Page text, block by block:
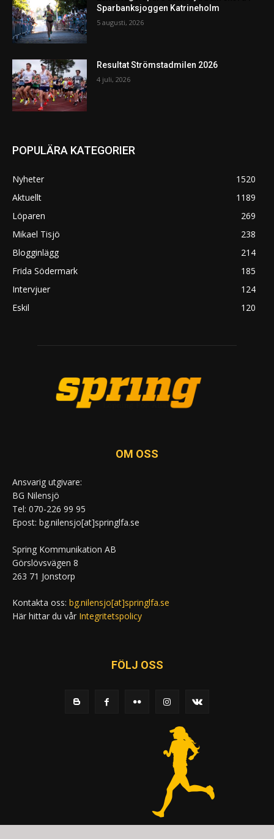
Sparbanksjoggen Katrineholm
5 augusti, 2026
Resultat Strömstadmilen 2026
4 juli, 2026
POPULÄRA KATEGORIER
Nyheter
1520
Aktuellt
1189
Löparen
269
Mikael Tisjö
238
Blogginlägg
214
Frida Södermark
185
Intervjuer
124
Eskil
120
OM OSS
Ansvarig utgivare:
BG Nilensjö
Tel: 070-226 99 95
Epost: bg.nilensjo[at]springlfa.se
Spring Kommunikation AB
Görslövsvägen 8
263 71 Jonstorp
Kontakta oss: bg.nilensjo[at]springlfa.se
Här hittar du vår Integritetspolicy
FÖLJ OSS